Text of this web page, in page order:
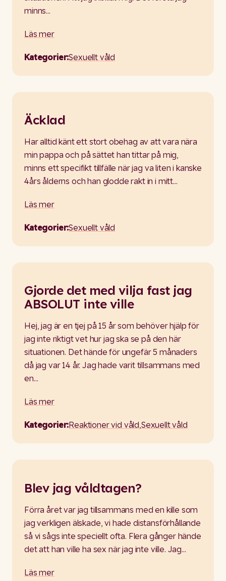
minns…
Läs mer
Kategorier:Sexuellt våld
Äcklad
Har alltid känt ett stort obehag av att vara nära
min pappa och på sättet han tittar på mig,
minns ett specifikt tillfälle när jag va liten i kanske
4års ålderns och han glodde rakt in i mitt…
Läs mer
Kategorier:Sexuellt våld
Gjorde det med vilja fast jag
ABSOLUT inte ville
Hej, jag är en tjej på 15 år som behöver hjälp för
jag inte riktigt vet hur jag ska se på den här
situationen. Det hände för ungefär 5 månaders
då jag var 14 år. Jag hade varit tillsammans med
en…
Läs mer
Kategorier:Reaktioner vid våld,Sexuellt våld
Blev jag våldtagen?
Förra året var jag tillsammans med en kille som
jag verkligen älskade, vi hade distansförhållande
så vi sågs inte speciellt ofta. Flera gånger hände
det att han ville ha sex när jag inte ville. Jag…
Läs mer